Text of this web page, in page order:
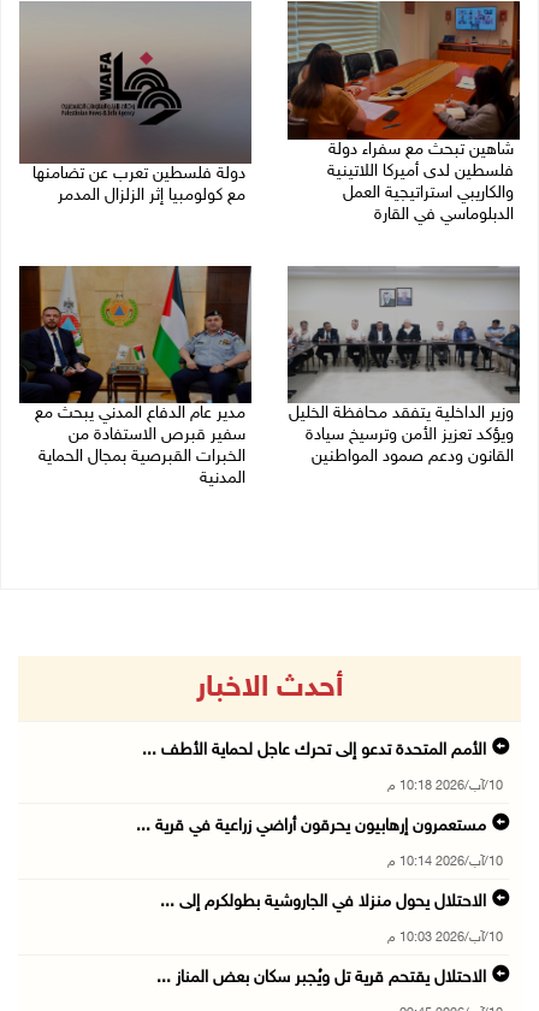
شاهين تبحث مع سفراء دولة
فلسطين لدى أميركا اللاتينية
والكاريبي استراتيجية العمل
الدبلوماسي في القارة
دولة فلسطين تعرب عن تضامنها
مع كولومبيا إثر الزلزال المدمر
وزير الداخلية يتفقد محافظة الخليل
ويؤكد تعزيز الأمن وترسيخ سيادة
القانون ودعم صمود المواطنين
مدير عام الدفاع المدني يبحث مع
سفير قبرص الاستفادة من
الخبرات القبرصية بمجال الحماية
المدنية
أحدث الاخبار
الأمم المتحدة تدعو إلى تحرك عاجل لحماية الأطف ...
10/آب/2026 10:18 م
مستعمرون إرهابيون يحرقون أراضي زراعية في قرية ...
10/آب/2026 10:14 م
الاحتلال يحول منزلا في الجاروشية بطولكرم إلى ...
10/آب/2026 10:03 م
الاحتلال يقتحم قرية تل ويُجبر سكان بعض المناز ...